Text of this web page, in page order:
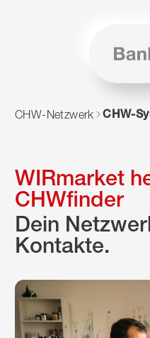
Zum Navigieren dieser
CHW-Netzwerk CHW-
WIRmarket
CHWfinder
Dein
Kontakte.